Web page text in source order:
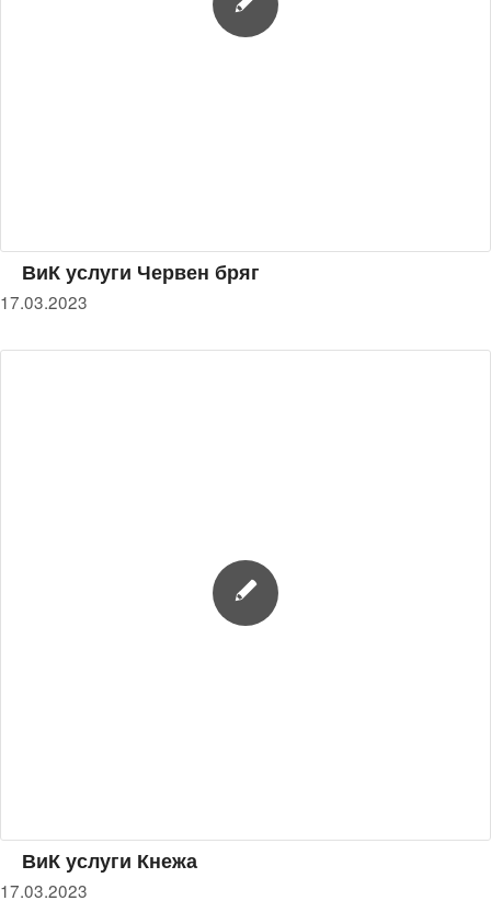
ВиК услуги Червен бряг
17.03.2023
ВиК услуги Кнежа
17.03.2023